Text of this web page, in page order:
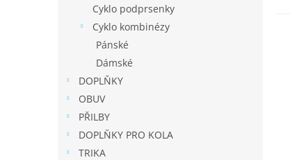
Cyklo podprsenky
Cyklo kombinézy
Pánské
Dámské
DOPLŇKY
OBUV
PŘILBY
DOPLŇKY PRO KOLA
TRIKA